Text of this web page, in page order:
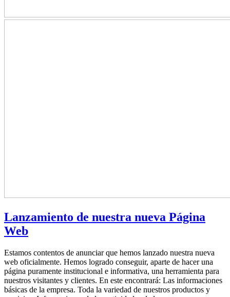
Lanzamiento de nuestra nueva Página
Web
Estamos contentos de anunciar que hemos lanzado nuestra nueva
web oficialmente. Hemos logrado conseguir, aparte de hacer una
página puramente institucional e informativa, una herramienta para
nuestros visitantes y clientes. En este encontrará: Las informaciones
básicas de la empresa. Toda la variedad de nuestros productos y